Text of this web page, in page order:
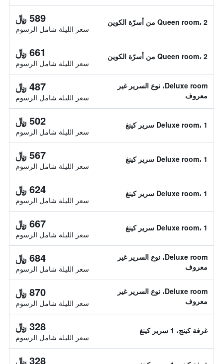
Queen room، 2 من أسرّة الكوين 589 ﷼
سعر الليلة شامل الرسوم
Queen room، 2 من أسرّة الكوين 661 ﷼
سعر الليلة شامل الرسوم
Deluxe room، نوع السرير غير
معروف
487 ﷼
سعر الليلة شامل الرسوم
Deluxe room، 1 سرير كينغ 502 ﷼
سعر الليلة شامل الرسوم
Deluxe room، 1 سرير كينغ 567 ﷼
سعر الليلة شامل الرسوم
Deluxe room، 1 سرير كينغ 624 ﷼
سعر الليلة شامل الرسوم
Deluxe room، 1 سرير كينغ 667 ﷼
سعر الليلة شامل الرسوم
Deluxe room، نوع السرير غير
معروف
684 ﷼
سعر الليلة شامل الرسوم
Deluxe room، نوع السرير غير
معروف
870 ﷼
سعر الليلة شامل الرسوم
غرفة كينج، 1 سرير كينغ 328 ﷼
سعر الليلة شامل الرسوم
328 ﷼